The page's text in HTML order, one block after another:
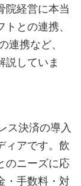
院経営に本当
との連携、
連携など、
説していま
ス決済の導入
ィアです。飲
のニーズに応
・手数料・対